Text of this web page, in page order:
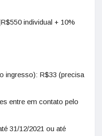
individual + 10%
ingresso): R$33 (precisa
entre em contato pelo
31/12/2021 ou até